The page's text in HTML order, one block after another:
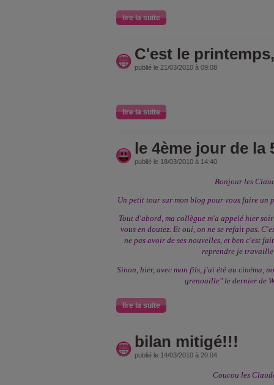
lire la suite
C'est le
publié le 21/03/2010 à 09:08
lire la suite
le 4ème jour de la
publié le 18/03/2010 à 14:40
Bonjour les
Un petit tour sur mon blog pour vous faire un
Tout d'abord, ma collègue m'a appelé hier
vous en doutez. Et oui, on ne se refait pas.
ne pas avoir de ses nouvelles, et ben c'est
reprendre je travaille
Sinon, hier, avec mon fils, j'ai été au cinéma,
grenouille" le dernier de
lire la suite
bilan mitigé!!!
publié le 14/03/2010 à 20:04
Coucou les